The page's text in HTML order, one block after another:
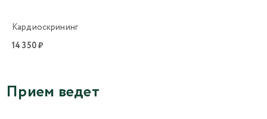
Кардиоскрининг
14 350 ₽
Прием ведет